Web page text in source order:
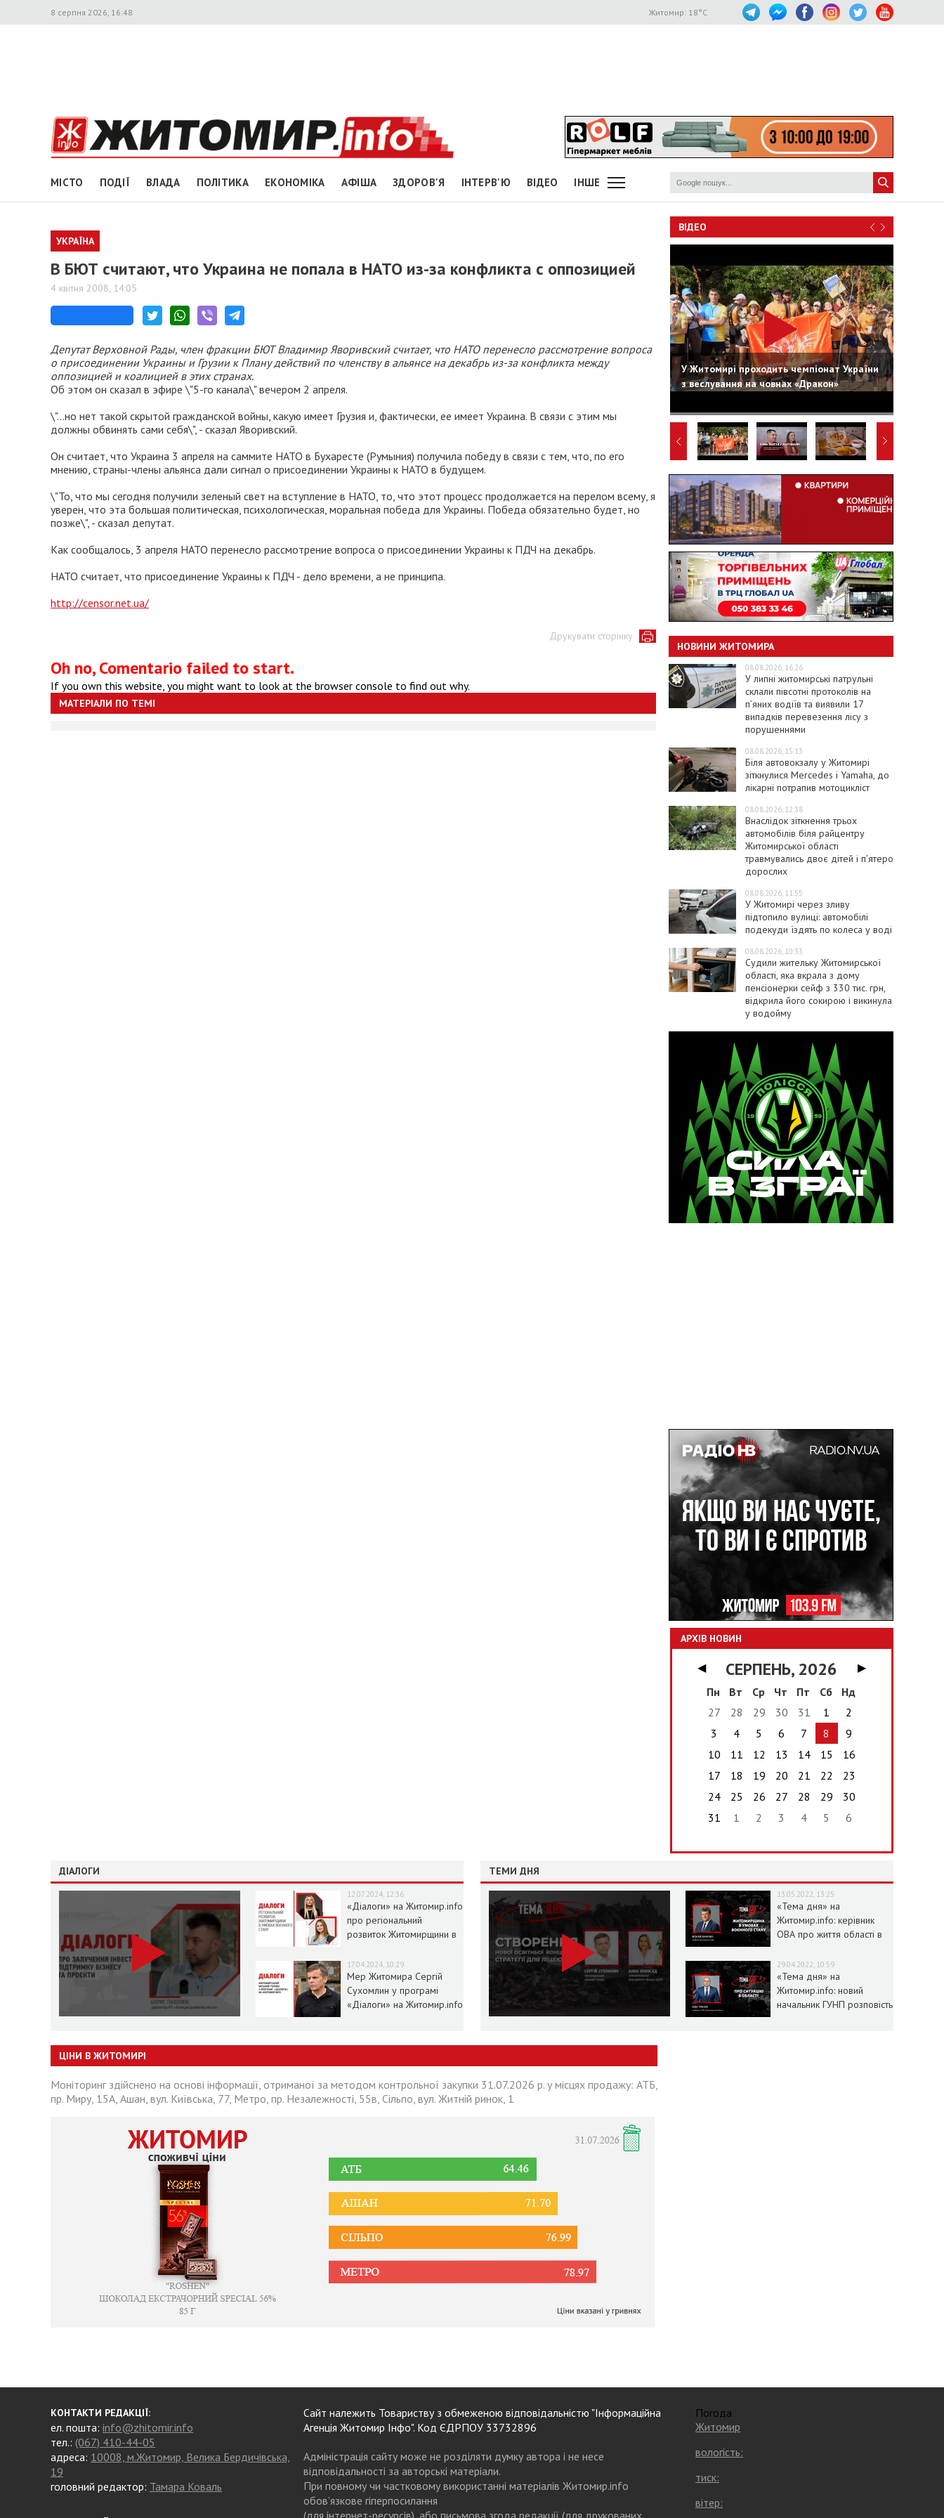
8 серпня 2026, 16:48 Житомир: 18°C
МІСТО ПОДІЇ ВЛАДА ПОЛІТИКА ЕКОНОМІКА АФІША ЗДОРОВ'Я ІНТЕРВ'Ю ВІДЕО ІНШЕ
УКРАЇНА
В БЮТ считают, что Украина не попала в НАТО из-за конфликта с оппозицией
4 квітня 2008, 14:05
Депутат Верховной Рады, член фракции БЮТ Владимир Яворивский считает, что НАТО перенесло рассмотрение вопроса
о присоединении Украины и Грузии к Плану действий по членству в альянсе на декабрь из-за конфликта между
оппозицией и коалицией в этих странах.
Об этом он сказал в эфире \"5-го канала\" вечером 2 апреля.
\"...но нет такой скрытой гражданской войны, какую имеет Грузия и, фактически, ее имеет Украина. В связи с этим мы
должны обвинять сами себя\", - сказал Яворивский.
Он считает, что Украина 3 апреля на саммите НАТО в Бухаресте (Румыния) получила победу в связи с тем, что, по его
мнению, страны-члены альянса дали сигнал о присоединении Украины к НАТО в будущем.
\"То, что мы сегодня получили зеленый свет на вступление в НАТО, то, что этот процесс продолжается на перелом всему, я
уверен, что эта большая политическая, психологическая, моральная победа для Украины. Победа обязательно будет, но
позже\", - сказал депутат.
Как сообщалось, 3 апреля НАТО перенесло рассмотрение вопроса о присоединении Украины к ПДЧ на декабрь.
НАТО считает, что присоединение Украины к ПДЧ - дело времени, а не принципа.
http://censor.net.ua/
Друкувати сторінку
Oh no, Comentario failed to start.
If you own this website, you might want to look at the browser console to find out why.
МАТЕРІАЛИ ПО ТЕМІ
ВІДЕО
У Житомирі проходить чемпіонат України
з веслування на човнах «Дракон»
НОВИНИ ЖИТОМИРА
08.08.2026, 16:26
У липні житомирські патрульні
склали півсотні протоколів на
пʼяних водіїв та виявили 17
випадків перевезення лісу з
порушеннями
08.08.2026, 15:13
Біля автовокзалу у Житомирі
зіткнулися Mercedes і Yamaha, до
лікарні потрапив мотоцикліст
08.08.2026, 12:38
Внаслідок зіткнення трьох
автомобілів біля райцентру
Житомирської області
травмувались двоє дітей і пʼятеро
дорослих
08.08.2026, 11:55
У Житомирі через зливу
підтопило вулиці: автомобілі
подекуди їздять по колеса у воді
08.08.2026, 10:33
Судили жительку Житомирської
області, яка вкрала з дому
пенсіонерки сейф з 330 тис. грн,
відкрила його сокирою і викинула
у водойму
АРХІВ НОВИН
◀ СЕРПЕНЬ, 2026
▶
Пн
Вт Ср Чт Пт Сб
Нд
27
28 29 30 31 1
2
3
4 5 6 7 8
9
10
11 12 13 14 15
16
17
18 19 20 21 22
23
24
25 26 27 28 29
30
31
1 2 3 4 5 6
ДІАЛОГИ
12.07.2024, 12:36
«Діалоги» на Житомир.info
про регіональний
розвиток Житомирщини в
17.04.2024, 10:29
Мер Житомира Сергій
Сухомлин у програмі
«Діалоги» на Житомир.info
ТЕМИ ДНЯ
13.05.2022, 13:25
«Тема дня» на
Житомир.info: керівник
ОВА про життя області в
29.04.2022, 10:59
«Тема дня» на
Житомир.info: новий
начальник ГУНП розповість
ЦІНИ В ЖИТОМИРІ
Моніторинг здійснено на основі інформації, отриманої за методом контрольної закупки 31.07.2026 р. у місцях продажу: АТБ,
пр. Миру, 15А, Ашан, вул. Київська, 77, Метро, пр. Незалежності, 55в, Сільпо, вул. Житній ринок, 1
КОНТАКТИ РЕДАКЦІЇ:
ел. пошта: info@zhitomir.info
тел.: (067) 410-44-05
адреса: 10008, м.Житомир, Велика Бердичівська,
19
головний редактор: Тамара Коваль
Сайт належить Товариству з обмеженою відповідальністю "Інформаційна
Агенція Житомир Інфо". Код ЄДРПОУ 33732896
Адміністрація сайту може не розділяти думку автора і не несе
відповідальності за авторські матеріали.
При повному чи частковому використанні матеріалів Житомир.info
обов’язкове гіперпосилання
(для інтернет-ресурсів), або письмова згода редакції (для друкованих
Погода
Житомир
вологість:
тиск:
вітер: